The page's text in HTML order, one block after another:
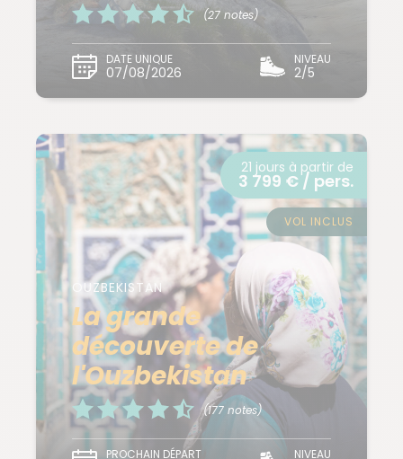
(27 notes)
DATE UNIQUE
07/08/2026
NIVEAU
2/5
OUZBEKISTAN
La grande
découverte de
l'Ouzbekistan
(177 notes)
PROCHAIN DÉPART NIVEAU
21 jours à partir de
3 799 € / pers.
VOL INCLUS